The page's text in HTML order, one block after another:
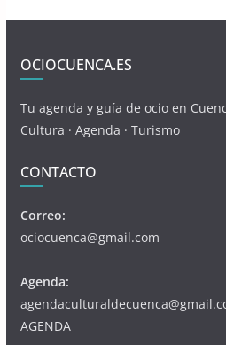
OCIOCUENCA.ES
Tu agenda y guía de ocio en
Cultura · Agenda · Turismo
CONTACTO
Correo:
ociocuenca@gmail.com
Agenda:
AGENDA